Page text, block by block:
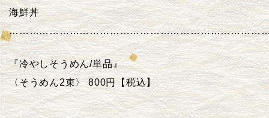
海鮮丼
『冷やしそうめん/単品』
〈そうめん2束〉 800円【税込】